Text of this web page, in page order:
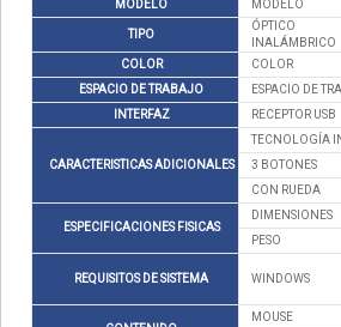
MODELO
MODELO
TIPO
ÓPTICO
INALÁMBRICO
COLOR
COLOR
ESPACIO DE TRABAJO
ESPACIO DE
INTERFAZ
RECEPTOR USB
CARACTERISTICAS ADICIONALES
TECNOLOGÍA
3 BOTONES
CON RUEDA
ESPECIFICACIONES FISICAS
DIMENSIONES
PESO
REQUISITOS DE SISTEMA WINDOWS
MOUSE